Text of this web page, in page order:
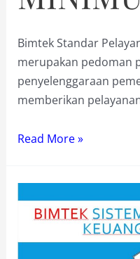
Bimtek Standar
merupakan pedoman
penyelenggaraan
memberikan
BIMTEK
(SPM)
Read More »